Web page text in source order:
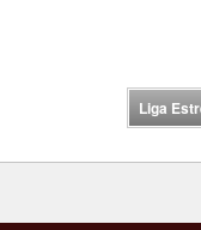
Liga